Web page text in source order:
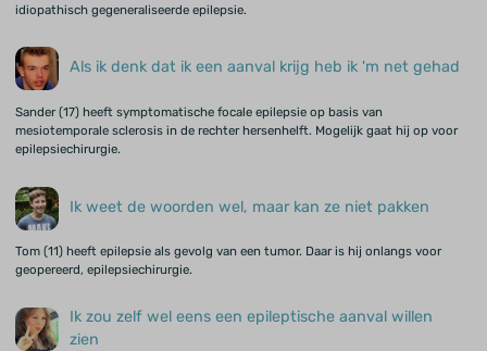
idiopathisch gegeneraliseerde epilepsie.
Als ik denk dat ik een aanval krijg heb ik 'm net gehad
Sander (17) heeft symptomatische focale epilepsie op basis van
mesiotemporale sclerosis in de rechter hersenhelft. Mogelijk gaat hij op voor
epilepsiechirurgie.
Ik weet de woorden wel, maar kan ze niet pakken
Tom (11) heeft epilepsie als gevolg van een tumor. Daar is hij onlangs voor
geopereerd, epilepsiechirurgie.
Ik zou zelf wel eens een epileptische aanval willen
zien